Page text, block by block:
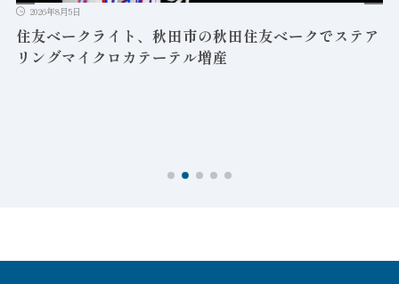
2026年8月5日
住友ベークライト、秋田市の秋田住友ベークでステア
リングマイクロカテーテル増産